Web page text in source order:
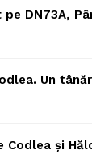
DN73A,
Un
Codlea și